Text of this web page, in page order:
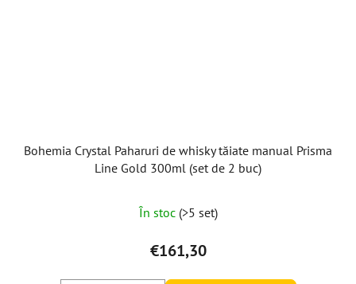
Bohemia Crystal Paharuri de whisky tăiate manual Prisma
Line Gold 300ml (set de 2 buc)
În stoc (>5 set)
€161,30